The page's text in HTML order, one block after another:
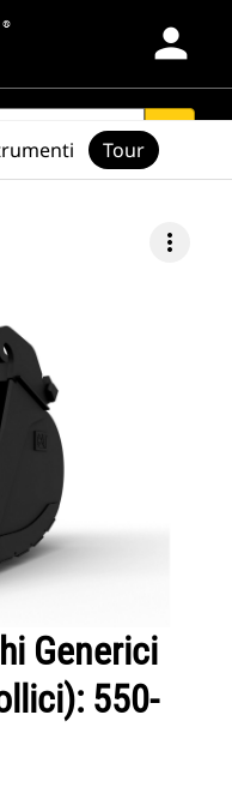
person
search
more_vert
Generici
550-
Tour